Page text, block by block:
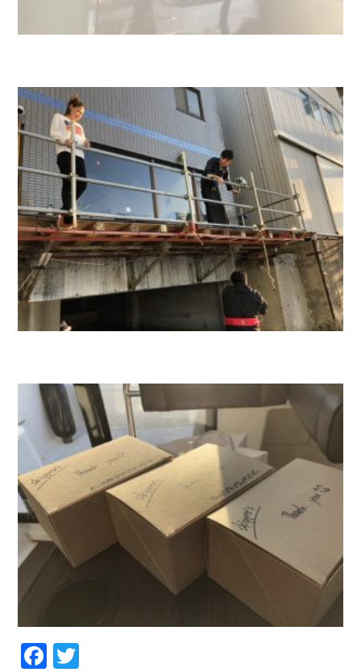
Facebook